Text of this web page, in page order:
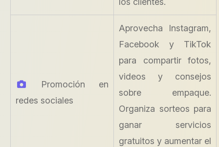
Promoción en
redes sociales
Aprovecha Instagram,
Facebook y TikTok
para compartir fotos,
videos y consejos
sobre empaque.
Organiza sorteos para
ganar servicios
gratuitos y aumentar el